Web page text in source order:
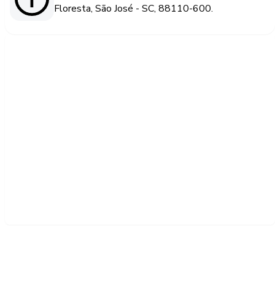
Floresta, São José - SC, 88110-600.